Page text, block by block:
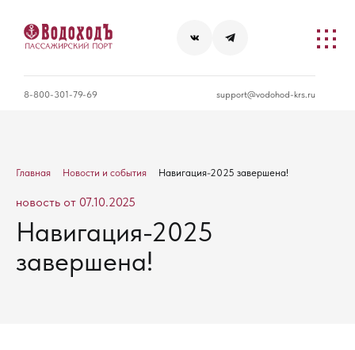
8-800-301-79-69 support@vodohod-krs.ru
Главная Новости и события Навигация-2025 завершена!
новость от 07.10.2025
Навигация-2025
завершена!